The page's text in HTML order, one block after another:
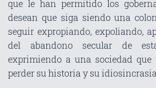
que le han permitido los
desean que siga siendo una
seguir expropiando, expoliando,
del abandono secular de
exprimiendo a una sociedad
perder su historia y su